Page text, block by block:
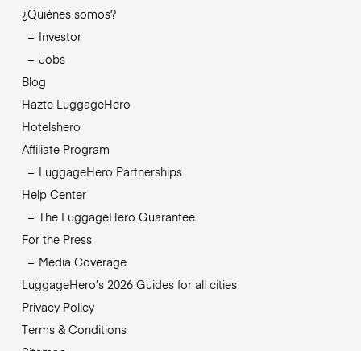
¿Quiénes somos?
Investor
Jobs
Blog
Hazte LuggageHero
Hotelshero
Affiliate Program
LuggageHero Partnerships
Help Center
The LuggageHero Guarantee
For the Press
Media Coverage
LuggageHero’s 2026 Guides for all cities
Privacy Policy
Terms & Conditions